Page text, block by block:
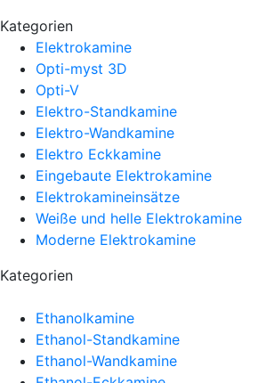
Kategorien
Elektrokamine
Opti-myst 3D
Opti-V
Elektro-Standkamine
Elektro-Wandkamine
Elektro Eckkamine
Eingebaute Elektrokamine
Elektrokamineinsätze
Weiße und helle Elektrokamine
Moderne Elektrokamine
Kategorien
Ethanolkamine
Ethanol-Standkamine
Ethanol-Wandkamine